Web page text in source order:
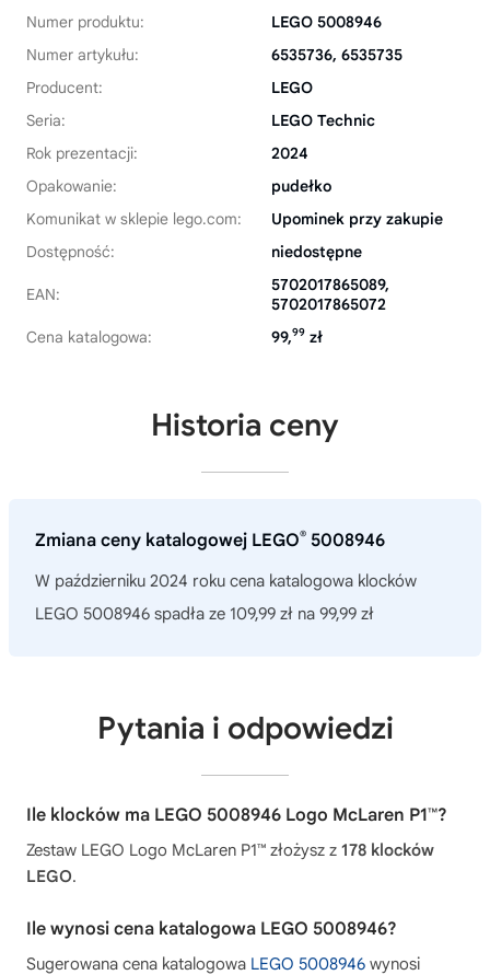
Numer produktu:
LEGO 5008946
Numer artykułu:
6535736, 6535735
Producent:
LEGO
Seria:
LEGO Technic
Rok prezentacji:
2024
Opakowanie:
pudełko
Komunikat w sklepie lego.com:
Upominek przy zakupie
Dostępność:
niedostępne
EAN:
5702017865089,
5702017865072
Cena katalogowa:
99,99 zł
Historia ceny
Zmiana ceny katalogowej LEGO® 5008946
W październiku 2024 roku cena katalogowa klocków
LEGO 5008946 spadła ze 109,99 zł na 99,99 zł
Pytania i odpowiedzi
Ile klocków ma LEGO 5008946 Logo McLaren P1™?
Zestaw LEGO Logo McLaren P1™ złożysz z 178 klocków
LEGO.
Ile wynosi cena katalogowa LEGO 5008946?
Sugerowana cena katalogowa LEGO 5008946 wynosi